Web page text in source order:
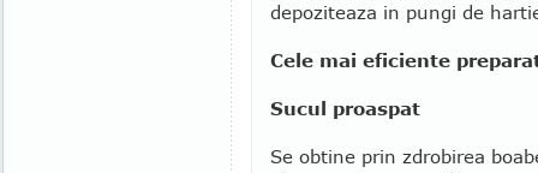
depoziteaza in pungi de
Cele mai eficiente
Sucul proaspat
Se obtine prin zdrobirea